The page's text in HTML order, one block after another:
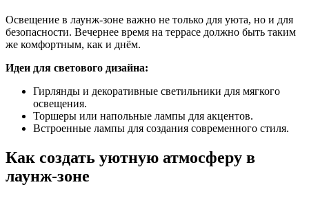
Освещение в лаунж-зоне важно не только для уюта, но и для
безопасности. Вечернее время на террасе должно быть таким
же комфортным, как и днём.
Идеи для светового дизайна:
Гирлянды и декоративные светильники для мягкого
освещения.
Торшеры или напольные лампы для акцентов.
Встроенные лампы для создания современного стиля.
Как создать уютную атмосферу в
лаунж-зоне